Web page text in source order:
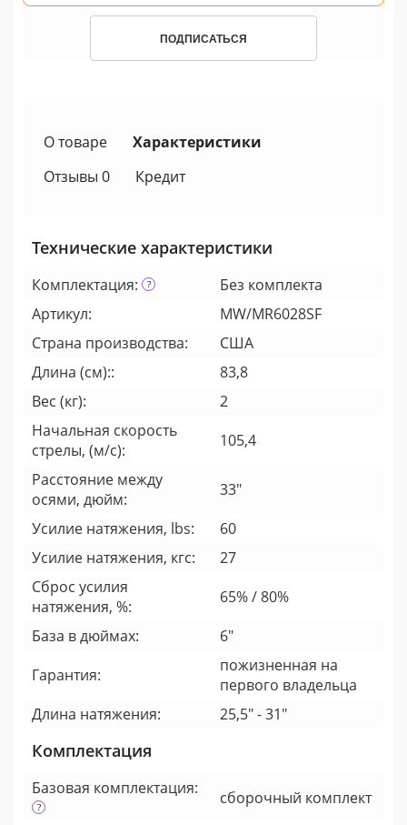
ПОДПИСАТЬСЯ
О товаре
Характеристики
Отзывы 0
Кредит
Технические характеристики
Комплектация:
Без комплекта
Артикул:
MW/MR6028SF
Страна производства:
США
Длина (см)::
83,8
Вес (кг):
2
Начальная скорость
стрелы, (м/с):
105,4
Расстояние между
осями, дюйм:
33"
Усилие натяжения, lbs:
60
Усилие натяжения, кгс:
27
Сброс усилия
натяжения, %:
65% / 80%
База в дюймах:
6"
Гарантия:
пожизненная на
первого владельца
Длина натяжения:
25,5" - 31"
Комплектация
Базовая комплектация: cборочный комплект